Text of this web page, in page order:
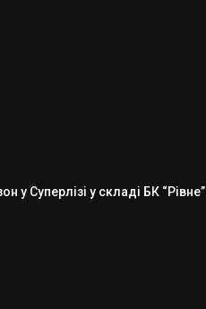
у Суперлізі у складі БК “Рівне”